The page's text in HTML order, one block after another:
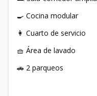
🍳 Cocina modular
👩 Cuarto de servicio
🧺 Área de lavado
🚗 2 parqueos